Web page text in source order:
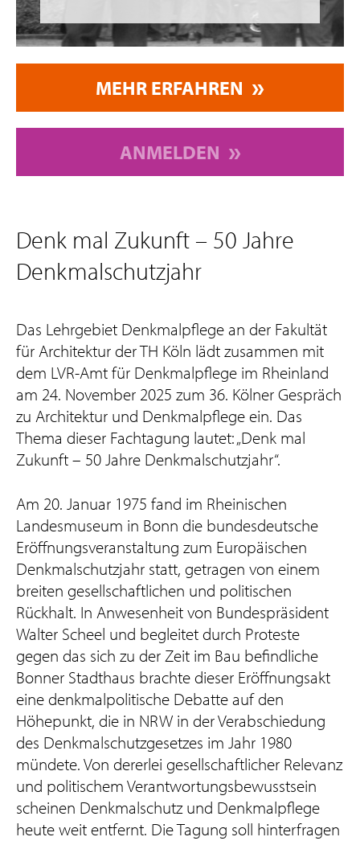
MEHR ERFAHREN
ANMELDEN
Denk mal Zukunft – 50 Jahre
Denkmalschutzjahr
Das Lehrgebiet Denkmalpflege an der Fakultät
für Architektur der TH Köln lädt zusammen mit
dem LVR-Amt für Denkmalpflege im Rheinland
am 24. November 2025 zum 36. Kölner Gespräch
zu Architektur und Denkmalpflege ein. Das
Thema dieser Fachtagung lautet: „Denk mal
Zukunft – 50 Jahre Denkmalschutzjahr“.
Am 20. Januar 1975 fand im Rheinischen
Landesmuseum in Bonn die bundesdeutsche
Eröffnungsveranstaltung zum Europäischen
Denkmalschutzjahr statt, getragen von einem
breiten gesellschaftlichen und politischen
Rückhalt. In Anwesenheit von Bundespräsident
Walter Scheel und begleitet durch Proteste
gegen das sich zu der Zeit im Bau befindliche
Bonner Stadthaus brachte dieser Eröffnungsakt
eine denkmalpolitische Debatte auf den
Höhepunkt, die in NRW in der Verabschiedung
des Denkmalschutzgesetzes im Jahr 1980
mündete. Von dererlei gesellschaftlicher Relevanz
und politischem Verantwortungsbewusstsein
scheinen Denkmalschutz und Denkmalpflege
heute weit entfernt. Die Tagung soll hinterfragen